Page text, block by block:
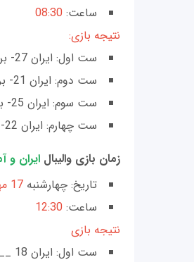
ساعت: 08:30
نتیجه بازی:
ست اول: ایران 27- برزیل 25
ست دوم: ایران 21- برزیل25
ست سوم: ایران 25- برزیل 27
ست چهارم: ایران 22- برزیل 25
زمان بازی والیبال ایران و
تاریخ: چهارشنبه 17 مهر
ساعت: 12:30
نتیجه بازی
ست اول: ایران 18 __ آمریکا 25